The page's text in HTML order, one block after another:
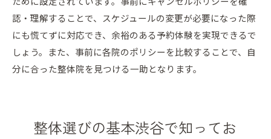
ために設定されています。事前にキャンセルポリシーを確
認・理解することで、スケジュールの変更が必要になった際
にも慌てずに対応でき、余裕のある予約体験を実現できるで
しょう。また、事前に各院のポリシーを比較することで、自
分に合った整体院を見つける一助となります。
整体選びの基本渋谷で知ってお